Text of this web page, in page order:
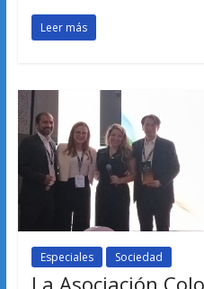
Leer más
Especiales Sociedad
La Asociación